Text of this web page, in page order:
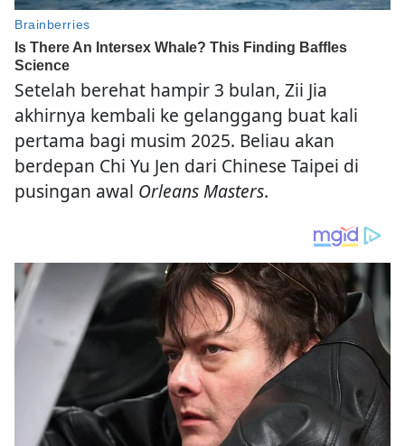
Setelah berehat hampir 3 bulan, Zii Jia
akhirnya kembali ke gelanggang buat kali
pertama bagi musim 2025. Beliau akan
berdepan Chi Yu Jen dari Chinese Taipei di
pusingan awal Orleans Masters.